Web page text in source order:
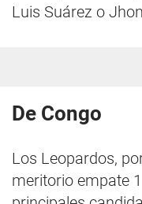
Luis Suárez o
De Congo
Los Leopardos,
meritorio empate